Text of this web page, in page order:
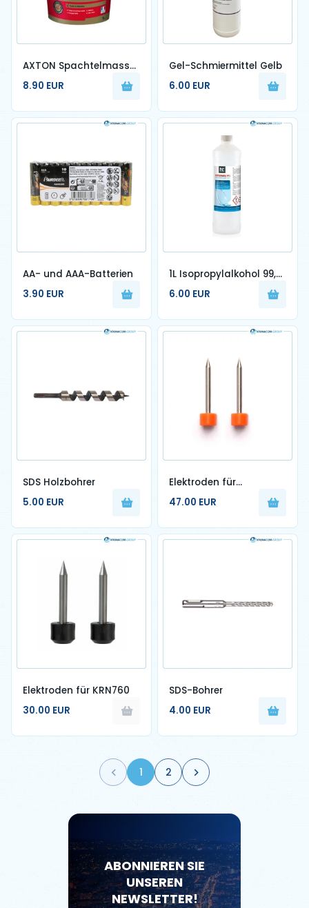
AXTON Spachtelmasse
1L in Paste, für
Gipskartonplatten
8.90 EUR
Gel-Schmiermittel Gelb
6.00 EUR
AA- und AAA-Batterien
3.90 EUR
1L Isopropylalkohol 99,9
%
6.00 EUR
SDS Holzbohrer
5.00 EUR
Elektroden für
Sumitomo
47.00 EUR
Elektroden für KRN760
30.00 EUR
SDS-Bohrer
4.00 EUR
1 2
ABONNIEREN SIE
UNSEREN
NEWSLETTER!